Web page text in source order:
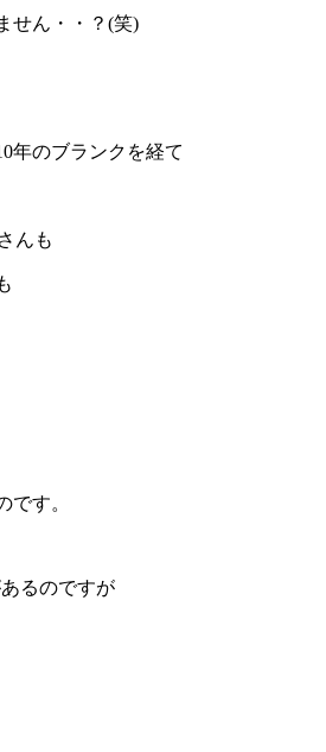
せん・・？(笑)
年のブランクを経て
んも
す。
るのですが